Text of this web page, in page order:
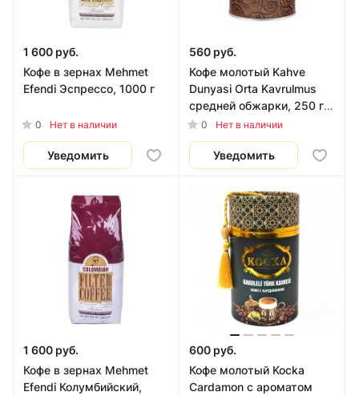
1 600 руб.
Кофе в зернах Mehmet
Efendi Эспрессо, 1000 г
0 Нет в наличии
Уведомить
560 руб.
Кофе молотый Kahve
Dunyasi Orta Kavrulmus
средней обжарки, 250 гр.
(ж.б.)
0 Нет в наличии
Уведомить
1 600 руб.
Кофе в зернах Mehmet
Efendi Колумбийский,
600 руб.
Кофе молотый Kocka
Cardamon с ароматом